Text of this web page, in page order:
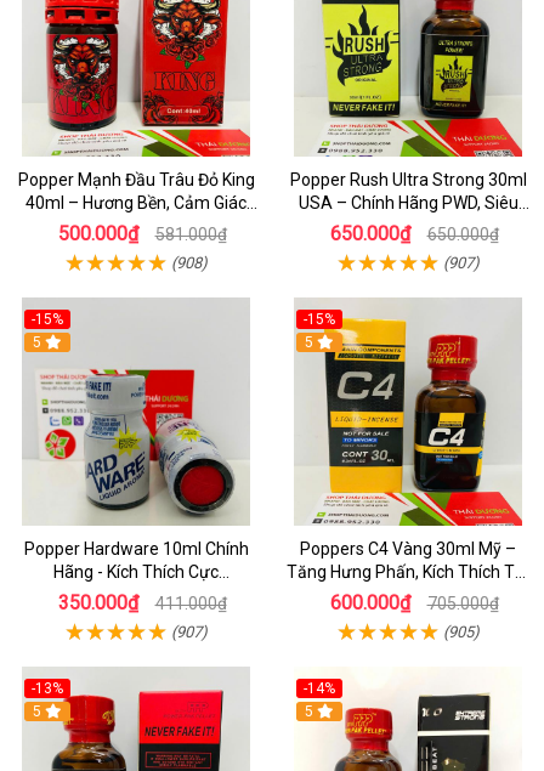
Popper Mạnh Đầu Trâu Đỏ King
40ml – Hương Bền, Cảm Giác
Lâu, Chuẩn Cho Top & Bot
500.000₫ 581.000₫
(908)
Popper Rush Ultra Strong 30ml
USA – Chính Hãng PWD, Siêu
Kích Thích & Tăng Khoái Cảm
650.000₫ 650.000₫
(907)
-15%
5
Popper Hardware 10ml Chính
Hãng - Kích Thích Cực
Nhanh_Hưng Phấn Tột Đỉnh_
Dành Cho LGBT
350.000₫ 411.000₫
(907)
-15%
5
Poppers C4 Vàng 30ml Mỹ –
Tăng Hưng Phấn, Kích Thích Tột
Độ Cho Top & Bot
600.000₫ 705.000₫
(905)
-13%
5
-14%
5